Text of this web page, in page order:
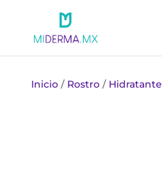
Inicio/ Rostro/ Hidratante